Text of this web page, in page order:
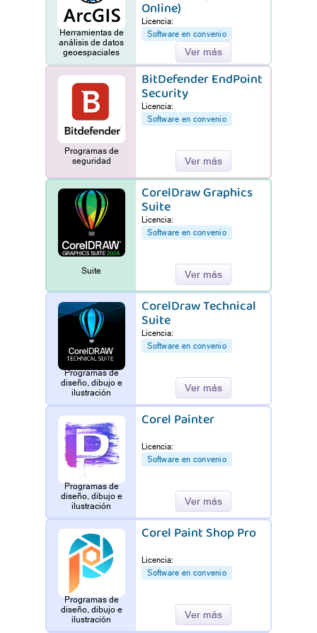
Herramientas de
análisis de datos
geoespaciales
Online)
Licencia:
Software en convenio
Ver más
Programas de
seguridad
BitDefender EndPoint
Security
Licencia:
Software en convenio
Ver más
Suite
CorelDraw Graphics
Suite
Licencia:
Software en convenio
Ver más
Programas de
diseño, dibujo e
ilustración
CorelDraw Technical
Suite
Licencia:
Software en convenio
Ver más
Programas de
diseño, dibujo e
ilustración
Corel Painter
Licencia:
Software en convenio
Ver más
Programas de
diseño, dibujo e
ilustración
Corel Paint Shop Pro
Licencia:
Software en convenio
Ver más